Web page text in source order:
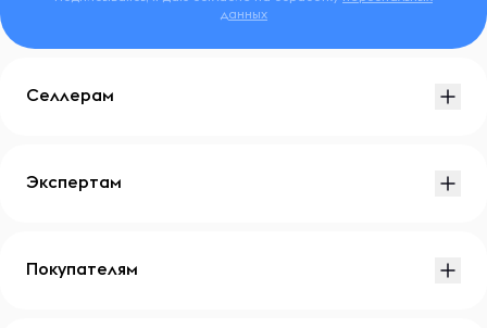
данных
Селлерам
Экспертам
Покупателям